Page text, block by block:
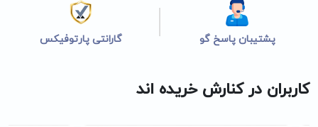
پشتیبان پاسخ گو گارانتی پارتوفیکس
کاربران در کنارش خریده اند